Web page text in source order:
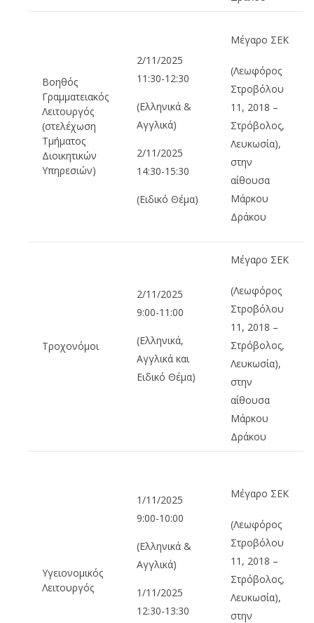
Βοηθός
Γραμματειακός
Λειτουργός
(στελέχωση
Τμήματος
Διοικητικών
Υπηρεσιών)
2/11/2025
11:30-12:30
(Ελληνικά &
Αγγλικά)
2/11/2025
14:30-15:30
(Ειδικό Θέμα)
Μέγαρο ΣΕΚ
(Λεωφόρος
Στροβόλου
11, 2018 –
Στρόβολος,
Λευκωσία),
στην
αίθουσα
Μάρκου
Δράκου
Τροχονόμοι
2/11/2025
9:00-11:00
(Ελληνικά,
Αγγλικά και
Ειδικό Θέμα)
Μέγαρο ΣΕΚ
(Λεωφόρος
Στροβόλου
11, 2018 –
Στρόβολος,
Λευκωσία),
στην
αίθουσα
Μάρκου
Δράκου
Υγειονομικός
Λειτουργός
1/11/2025
9:00-10:00
(Ελληνικά &
Αγγλικά)
1/11/2025
12:30-13:30
Μέγαρο ΣΕΚ
(Λεωφόρος
Στροβόλου
11, 2018 –
Στρόβολος,
Λευκωσία),
στην